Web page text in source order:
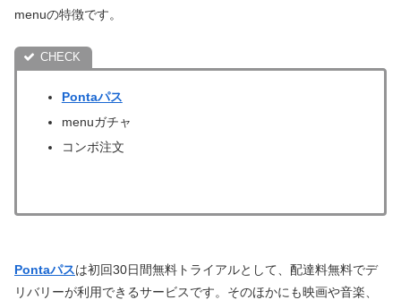
menuの特徴です。
Pontaパス
menuガチャ
コンボ注文
Pontaパスは初回30日間無料トライアルとして、配達料無料でデ
リバリーが利用できるサービスです。そのほかにも映画や音楽、